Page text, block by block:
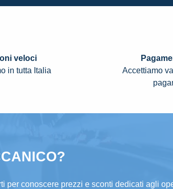
veloci
in tutta Italia
Accettiamo
per conoscere prezzi e sconti dedicati agli